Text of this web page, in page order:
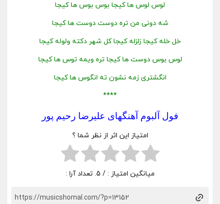
لوس لوس ها کیجا بوس بوس ها کیجا
شه دونی من تره دوست دوست ها کیجا
خل خله کیجا زلزله کیجا کل شهر دکته ولوله کیجا
لوس بوس دوست ها کیجا تره ویمه توس ها کیجا
انگشتری زمه نشون ته انگوس ها کیجا
****
فول آلبوم آهنگهای علیرضا رحیم پور
امتیاز این اثر از نظر شما ؟
میانگین امتیاز : / 5. تعداد آرا :